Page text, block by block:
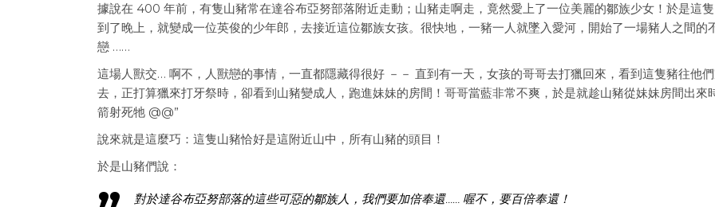
據說在 400 年前，有隻山豬常在達谷布亞努部落附近走動；山豬走啊走，竟然愛上了一位美麗的鄒族少女！於是這
到了晚上，就變成一位英俊的少年郎，去接近這位鄒族女孩。很快地，一豬一人就墜入愛河，開始了一場豬人之間的
戀 ……
這場人獸交… 啊不，人獸戀的事情，一直都隱藏得很好 －－ 直到有一天，女孩的哥哥去打獵回來，看到這隻豬往他
去，正打算獵來打牙祭時，卻看到山豬變成人，跑進妹妹的房間！哥哥當藍非常不爽，於是就趁山豬從妹妹房間出來
箭射死牠 @@”
說來就是這麼巧：這隻山豬恰好是這附近山中，所有山豬的頭目！
於是山豬們說：
對於達谷布亞努部落的這些可惡的鄒族人，我們要加倍奉還…… 喔不，要百倍奉還！